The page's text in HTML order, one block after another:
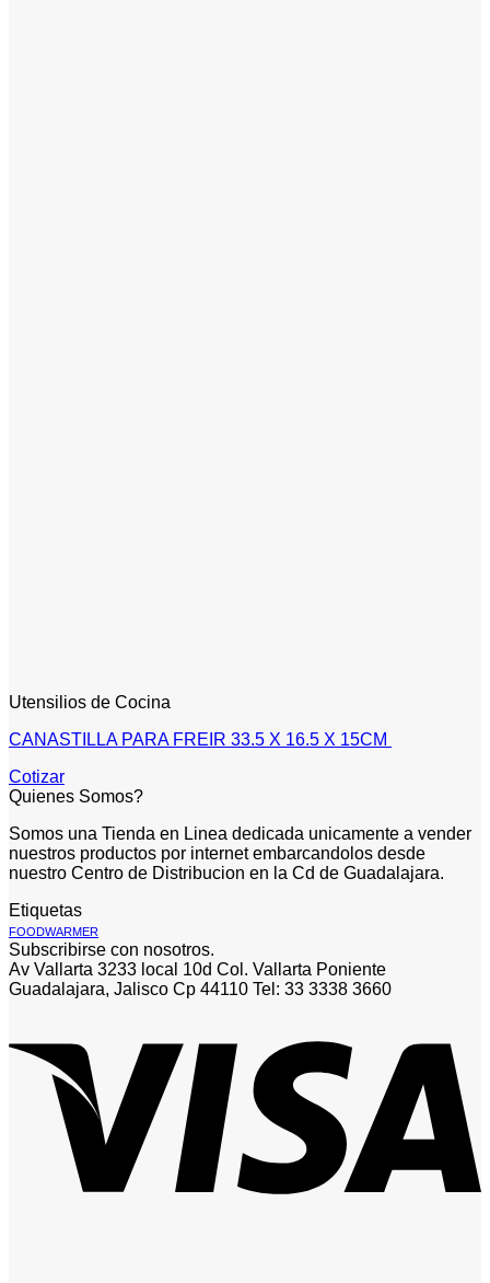
Utensilios de Cocina
CANASTILLA PARA FREIR 33.5 X 16.5 X 15CM
Cotizar
Quienes Somos?
Somos una Tienda en Linea dedicada unicamente a vender
nuestros productos por internet embarcandolos desde
nuestro Centro de Distribucion en la Cd de Guadalajara.
Etiquetas
FOODWARMER
Subscribirse con nosotros.
Av Vallarta 3233 local 10d Col. Vallarta Poniente
Guadalajara, Jalisco Cp 44110 Tel: 33 3338 3660